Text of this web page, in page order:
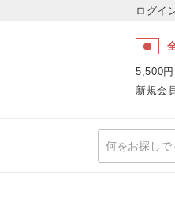
ログイ
5,500
新規会